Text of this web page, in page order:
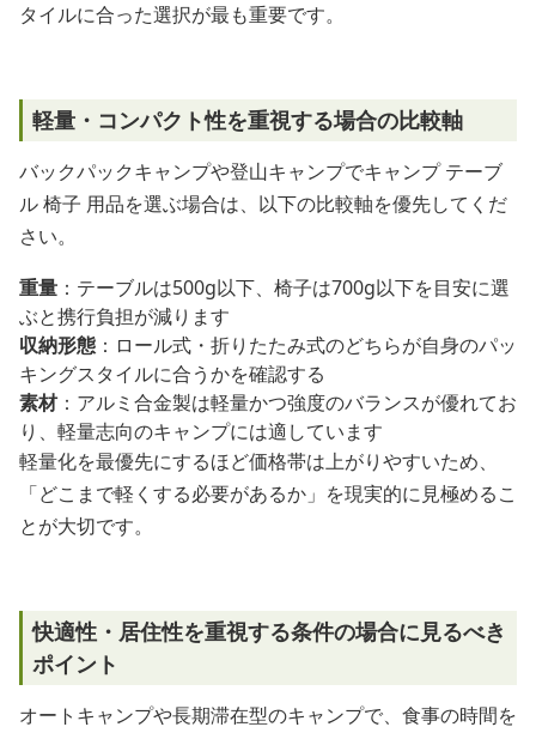
タイルに合った選択が最も重要です。
軽量・コンパクト性を重視する場合の比較軸
バックパックキャンプや登山キャンプでキャンプ テーブ
ル 椅子 用品を選ぶ場合は、以下の比較軸を優先してくだ
さい。
重量 ：テーブルは500g以下、椅子は700g以下を目安に選
ぶと携行負担が減ります
収納形態 ：ロール式・折りたたみ式のどちらが自身のパッ
キングスタイルに合うかを確認する
素材：アルミ合金製は軽量かつ強度のバランスが優れてお
り、軽量志向のキャンプには適しています
軽量化を最優先にするほど価格帯は上がりやすいため、
「どこまで軽くする必要があるか」を現実的に見極めるこ
とが大切です。
快適性・居住性を重視する条件の場合に見るべき
ポイント
オートキャンプや長期滞在型のキャンプで、食事の時間を